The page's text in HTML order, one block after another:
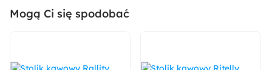
Mogą Ci się spodobać